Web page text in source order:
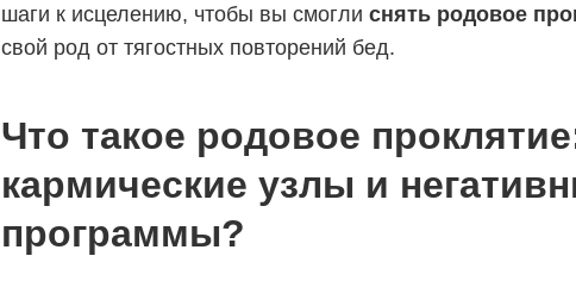
шаги к исцелению, чтобы вы смогли снять родовое
свой род от тягостных повторений бед.
Что такое родовое
кармические узлы и
программы?